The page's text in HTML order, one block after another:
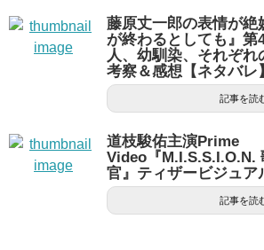
藤原丈一郎の表情が
が終わるとしても』第
人、幼馴染、それぞれ
考察＆感想【ネタバレ】
記事を読
道枝駿佑主演Prime
Video『M.I.S.S.I.O.N.
官』ティザービジュア
記事を読